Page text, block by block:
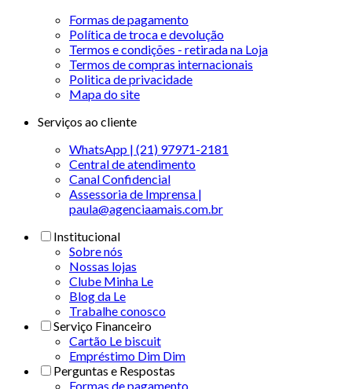
Formas de pagamento
Política de troca e devolução
Termos e condições - retirada na Loja
Termos de compras internacionais
Politica de privacidade
Mapa do site
Serviços ao cliente
WhatsApp | (21) 97971-2181
Central de atendimento
Canal Confidencial
Assessoria de Imprensa |
paula@agenciaamais.com.br
Institucional
Sobre nós
Nossas lojas
Clube Minha Le
Blog da Le
Trabalhe conosco
Serviço Financeiro
Cartão Le biscuit
Empréstimo Dim Dim
Perguntas e Respostas
Formas de pagamento